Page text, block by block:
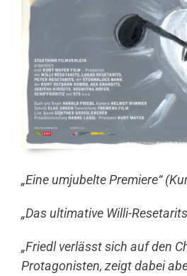
„Eine umjubelte Premiere“
„Das ultimative Willi-
„Friedl verlässt sich auf den
Protagonisten, zeigt dabei